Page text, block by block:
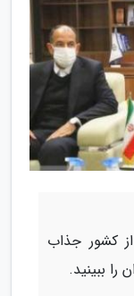
از کشور جذاب
ببینید.